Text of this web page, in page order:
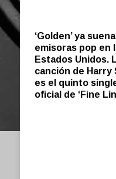
‘Golden’ ya
emisoras pop en
Estados Unidos.
canción de Harry
es el quinto
oficial de ‘Fine